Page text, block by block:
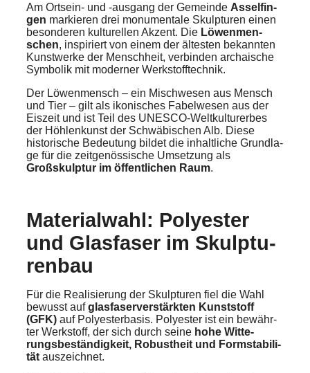
Am Orts­ein- und ‑ausgang der Gemein­de Assel­fin­
gen markie­ren drei monumen­ta­le Skulp­tu­ren einen
beson­de­ren kultu­rel­len Akzent. Die Löwen­men­
schen, inspi­riert von einem der ältes­ten bekann­ten
Kunst­wer­ke der Mensch­heit, verbin­den archai­sche
Symbo­lik mit moder­ner Werkstoff­tech­nik.
Der Löwen­mensch – ein Misch­we­sen aus Mensch
und Tier – gilt als ikoni­sches Fabel­we­sen aus der
Eiszeit und ist Teil des UNESCO-Weltkul­tur­er­bes
der Höhlen­kunst der Schwä­bi­schen Alb. Diese
histo­ri­sche Bedeu­tung bildet die inhalt­li­che Grund­la­
ge für die zeitge­nös­si­sche Umset­zung als
Großskulp­tur im öffent­li­chen Raum.
Materi­al­wahl: Polyes­ter
und Glasfa­ser im Skulp­tu­
ren­bau
Für die Reali­sie­rung der Skulp­tu­ren fiel die Wahl
bewusst aufglasfa­ser­ver­stärk­ten Kunst­stoff
(GFK) auf Polyes­ter­ba­sis. Polyes­ter ist ein bewähr­
ter Werkstoff, der sich durch seine hohe Witte­
rungs­be­stän­dig­keit, Robust­heit und Formsta­bi­li­
tät auszeich­net.